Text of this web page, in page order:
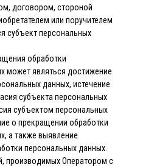
договором, стороной
или поручителем
субъект персональных
обработки
может являться достижение
данных, истечение
субъекта персональных
субъектом персональных
о прекращении обработки
а также выявление
персональных данных.
производимых Оператором с